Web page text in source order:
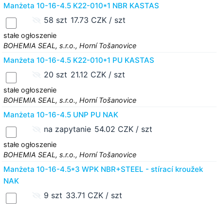
Manżeta 10-16-4.5 K22-010*1 NBR KASTAS
58 szt 17.73 CZK / szt
stałe ogłoszenie
BOHEMIA SEAL, s.r.o., Horní Tošanovice
Manżeta 10-16-4.5 K22-010*1 PU KASTAS
20 szt 21.12 CZK / szt
stałe ogłoszenie
BOHEMIA SEAL, s.r.o., Horní Tošanovice
Manżeta 10-16-4.5 UNP PU NAK
na zapytanie 54.02 CZK / szt
stałe ogłoszenie
BOHEMIA SEAL, s.r.o., Horní Tošanovice
Manżeta 10-16-4.5*3 WPK NBR+STEEL - stírací kroužek
NAK
9 szt 33.71 CZK / szt